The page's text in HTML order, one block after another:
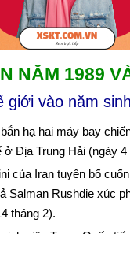
NĂM 1989
giới vào năm
hạ hai máy bay
ở Địa Trung Hải (ngày 4
của Iran tuyên bố
Salman Rushdie xúc
tháng 2).
viên Trung Quốc tiếp
của Bắc Kinh trong